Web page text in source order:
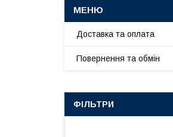
Доставка та оплата
Повернення та обмін
ФІЛЬТРИ